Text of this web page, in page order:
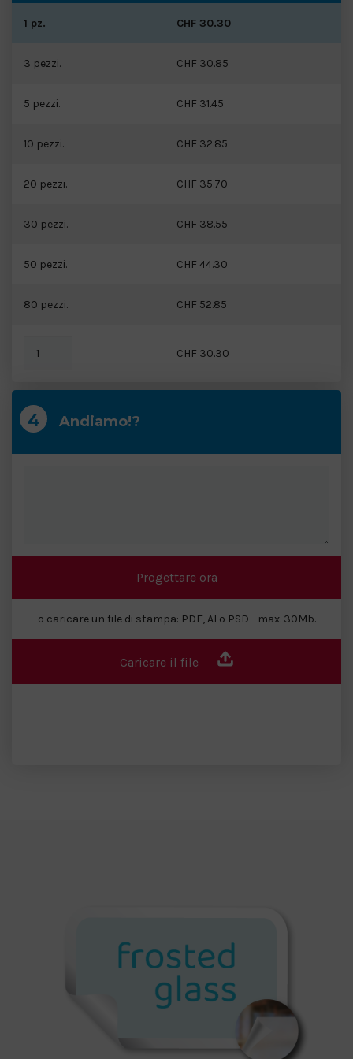
1 pz. CHF 30.30
3 pezzi. CHF 30.85
5 pezzi. CHF 31.45
10 pezzi. CHF 32.85
20 pezzi. CHF 35.70
30 pezzi. CHF 38.55
50 pezzi. CHF 44.30
80 pezzi. CHF 52.85
CHF 30.30
Andiamo!?
Progettare ora
o caricare un file di stampa: PDF, AI o PSD - max. 30Mb.
Caricare il file